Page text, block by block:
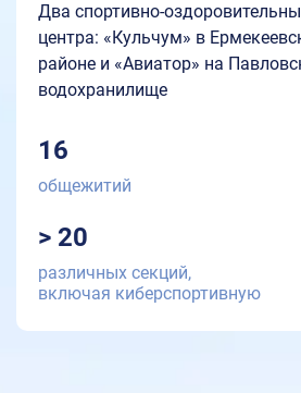
Два спортивно-
центра: «Кульчум» в
районе и «Авиатор» на
водохранилище
16
общежитий
> 20
различных секций,
включая киберспортивную